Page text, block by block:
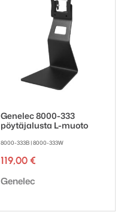
Genelec 8000-333
pöytäjalusta L-muoto
8000-333B | 8000-333W
119,00 €
Tuotemerkki:
Genelec